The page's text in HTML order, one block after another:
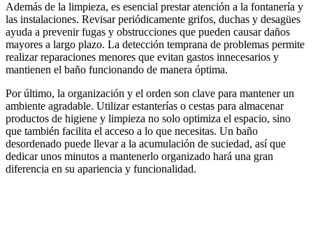
Además de la limpieza, es esencial prestar atención a la fontanería y
las instalaciones. Revisar periódicamente grifos, duchas y desagües
ayuda a prevenir fugas y obstrucciones que pueden causar daños
mayores a largo plazo. La detección temprana de problemas permite
realizar reparaciones menores que evitan gastos innecesarios y
mantienen el baño funcionando de manera óptima.
Por último, la organización y el orden son clave para mantener un
ambiente agradable. Utilizar estanterías o cestas para almacenar
productos de higiene y limpieza no solo optimiza el espacio, sino
que también facilita el acceso a lo que necesitas. Un baño
desordenado puede llevar a la acumulación de suciedad, así que
dedicar unos minutos a mantenerlo organizado hará una gran
diferencia en su apariencia y funcionalidad.